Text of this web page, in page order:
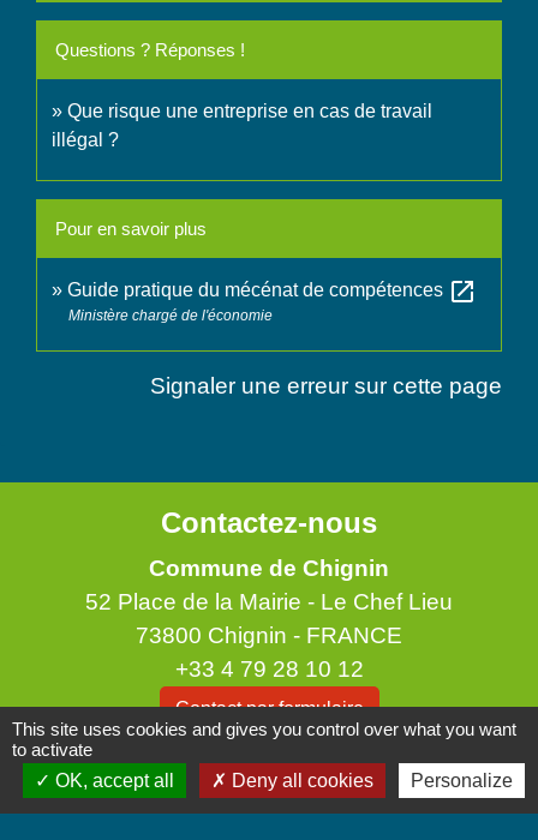
Questions ? Réponses !
Que risque une entreprise en cas de travail
illégal ?
Pour en savoir plus
Guide pratique du mécénat de compétences open_in_new
Ministère chargé de l'économie
Signaler une erreur sur cette page
Contactez-nous
Commune de Chignin
52 Place de la Mairie - Le Chef Lieu
73800 Chignin - FRANCE
+33 4 79 28 10 12
Contact par formulaire
Accueil du public
Lundi et Jeudi de 16h à 19h.
This site uses cookies and gives you control over what you want
to activate
OK, accept all
Deny all cookies Personalize